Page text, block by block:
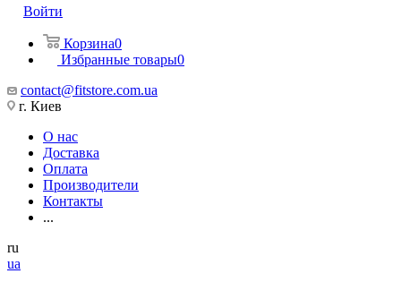
Войти
Корзина0
Избранные товары0
contact@fitstore.com.ua
г. Киев
О нас
Доставка
Оплата
Производители
Контакты
...
ru
ua